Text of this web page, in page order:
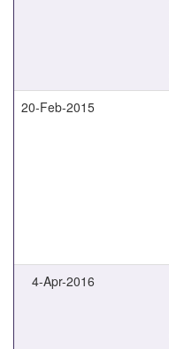
20-Feb-2015
4-Apr-2016